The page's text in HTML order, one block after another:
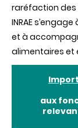
raréfaction des
INRAE
et à
alimentaires et
aux